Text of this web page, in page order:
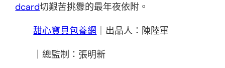
dcard切艱苦挑釁的最年夜依附。
甜心寶貝包養網 ｜出品人：陳陸軍
｜總監制：張明新